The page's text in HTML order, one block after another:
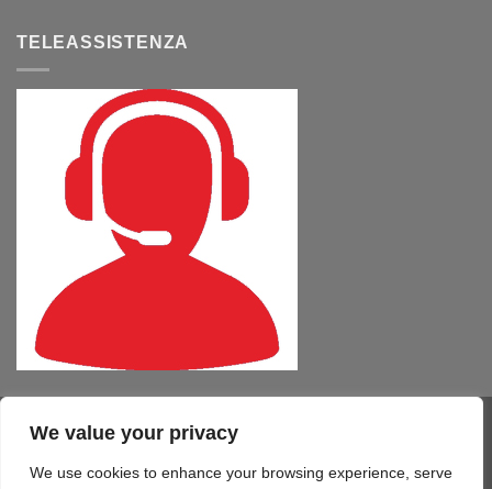
We value your privacy
We use cookies to enhance your browsing experience, serve
TELEASSISTENZA
Visa PayPal MasterCard
Delivery
COMPUTER – TABLET – SMARTPHONE SOFTWARE
SERVIZI